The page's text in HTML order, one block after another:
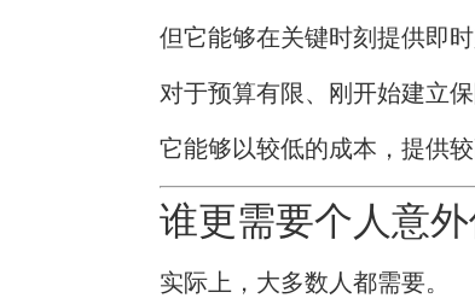
但它能够在关键时刻提供即时
对于预算有限、刚开始建立
它能够以较低的成本，提供较
谁更需要个人意外
实际上，大多数人都需要。